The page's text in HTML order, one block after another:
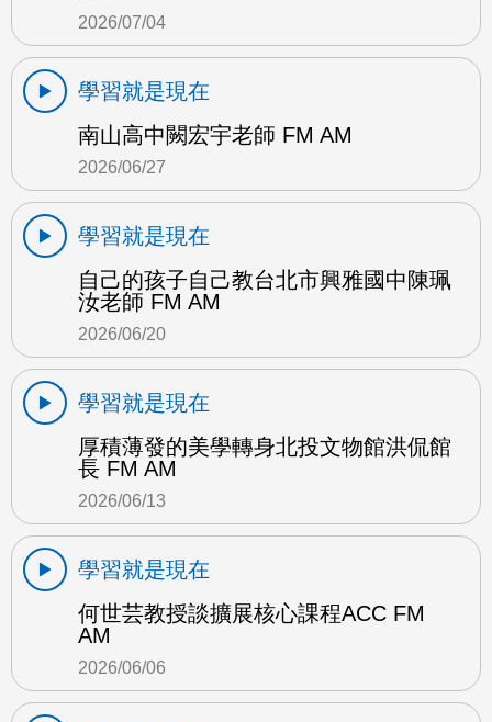
2026/07/04
學習就是現在
南山高中闕宏宇老師 FM AM
2026/06/27
學習就是現在
自己的孩子自己教台北市興雅國中陳珮
汝老師 FM AM
2026/06/20
學習就是現在
厚積薄發的美學轉身北投文物館洪侃館
長 FM AM
2026/06/13
學習就是現在
何世芸教授談擴展核心課程ACC FM
AM
2026/06/06